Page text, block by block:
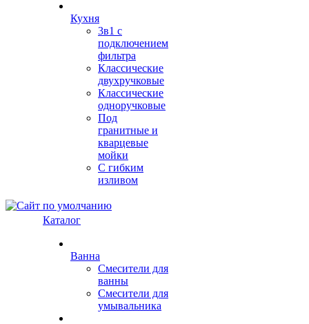
Кухня
3в1 с
подключением
фильтра
Классические
двухручковые
Классические
одноручковые
Под
гранитные и
кварцевые
мойки
С гибким
изливом
Каталог
Ванна
Смесители для
ванны
Смесители для
умывальника